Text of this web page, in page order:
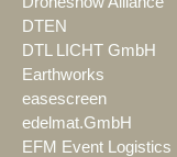
DTEN
DTL LICHT GmbH
Earthworks
easescreen
edelmat.GmbH
EFM Event Logistics